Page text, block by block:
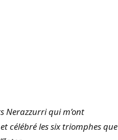
Nerazzurri qui m’ont
célébré les six triomphes que